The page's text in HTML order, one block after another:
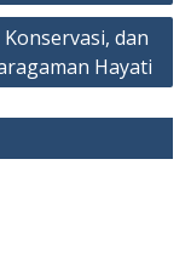
dan
Hayati